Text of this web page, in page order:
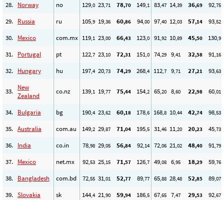
28. Norway no 129,0 23,71 78,70 149,1 83,47 14,39 36,69 92,75
29. Russia ru 105,9 19,36 60,86 94,00 97,40 12,03 57,14 93,52
30. Mexico com.mx 119,1 23,00 66,43 123,0 91,92 10,89 45,50 130,9
31. Portugal pt 122,7 23,10 72,31 151,0 74,29 9,41 32,58 91,16
32. Hungary hu 197,4 20,73 74,29 268,4 112,7 9,71 27,21 93,63
33. New
Zealand
co.nz 139,1 19,77 75,44 154,2 65,20 8,60 22,98 60,01
34. Bulgaria bg 190,4 23,62 60,18 178,6 168,8 10,44 42,74 98,53
35. Australia com.au 149,2 29,87 71,04 195,5 31,46 11,20 20,23 45,73
36. India co.in 78,98 29,05 56,84 92,14 72,06 21,02 48,40 91,79
37. Mexico net.mx 92,53 25,15 71,57 126,7 49,08 6,95 18,29 59,76
38. Bangladesh com.bd 72,55 31,01 52,77 89,77 65,88 28,48 52,85 89,07
39. Slovakia sk 144,4 21,90 59,94 186,5 67,65 7,47 29,53 92,67